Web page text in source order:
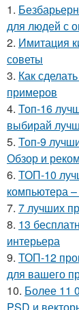
1.
для людей с
2. Имитация
советы
3. Как
примеров
4. Топ-16
выбирай
5. Топ-9
Обзор и
6. ТОП-10
компьютера
7. 7 лучших
8. 13
интерьера
9. ТОП-12
для вашего
10. Более 11
PSD и